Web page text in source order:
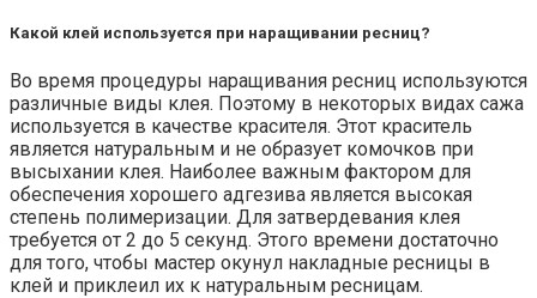
Какой клей используется при наращивании ресниц?
Во время процедуры наращивания ресниц используются
различные виды клея. Поэтому в некоторых видах сажа
используется в качестве красителя. Этот краситель
является натуральным и не образует комочков при
высыхании клея. Наиболее важным фактором для
обеспечения хорошего адгезива является высокая
степень полимеризации. Для затвердевания клея
требуется от 2 до 5 секунд. Этого времени достаточно
для того, чтобы мастер окунул накладные ресницы в
клей и приклеил их к натуральным ресницам.